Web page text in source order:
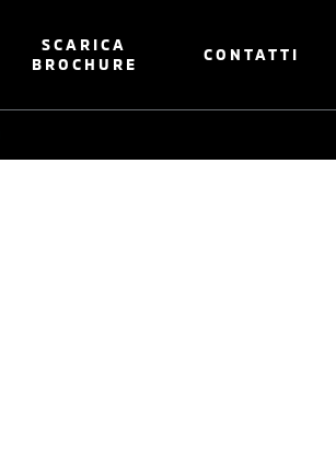
SCARICA
BROCHURE
CONTATTI